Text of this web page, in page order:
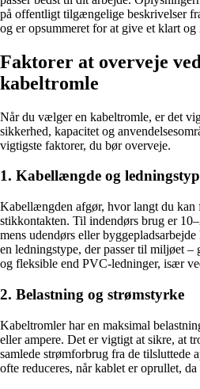
på offentligt tilgængelige beskrivelser
og er opsummeret for at give et klart
Faktorer at overveje
kabeltromle
Når du vælger en kabeltromle, er det
sikkerhed, kapacitet og
vigtigste faktorer, du bør overveje.
1. Kabellængde og
Kabellængden afgør, hvor langt du kan
stikkontakten. Til indendørs brug er
mens udendørs eller
en ledningstype, der passer til miljøet –
og fleksible end PVC-ledninger, især
2. Belastning og strømstyrke
Kabeltromler har en maksimal
eller ampere. Det er vigtigt at sikre, at
samlede strømforbrug fra de tilsluttede
ofte reduceres, når kablet er oprullet,